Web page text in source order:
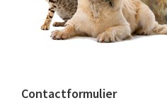
Contactformulier